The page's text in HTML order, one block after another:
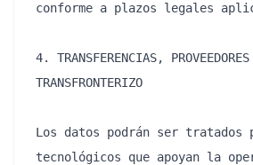
conforme a plazos legales
4. TRANSFERENCIAS,
TRANSFRONTERIZO
Los datos podrán ser tratados
tecnológicos que apoyan la